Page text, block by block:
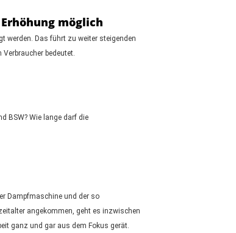
möglich
werden. Das führt zu weiter steigenden
bedeutet.
BSW? Wie lange darf die
Dampfmaschine und der so
angekommen, geht es inzwischen
ganz und gar aus dem Fokus gerät.